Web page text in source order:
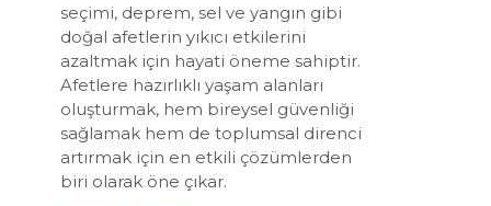
seçimi, deprem, sel ve yangın gibi
doğal afetlerin yıkıcı etkilerini
azaltmak için hayati öneme sahiptir.
Afetlere hazırlıklı yaşam alanları
oluşturmak, hem bireysel güvenliği
sağlamak hem de toplumsal direnci
artırmak için en etkili çözümlerden
biri olarak öne çıkar.